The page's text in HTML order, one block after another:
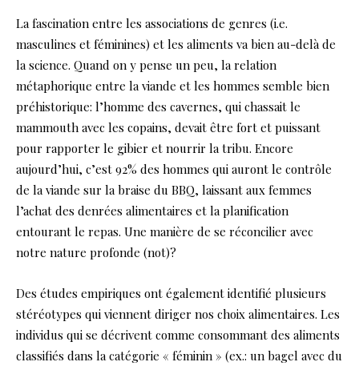
La fascination entre les associations de genres (i.e.
masculines et féminines) et les aliments va bien au-delà de
la science. Quand on y pense un peu, la relation
métaphorique entre la viande et les hommes semble bien
préhistorique: l’homme des cavernes, qui chassait le
mammouth avec les copains, devait être fort et puissant
pour rapporter le gibier et nourrir la tribu. Encore
aujourd’hui, c’est 92% des hommes qui auront le contrôle
de la viande sur la braise du BBQ, laissant aux femmes
l’achat des denrées alimentaires et la planification
entourant le repas. Une manière de se réconcilier avec
notre nature profonde (not)?
Des études empiriques ont également identifié plusieurs
stéréotypes qui viennent diriger nos choix alimentaires. Les
individus qui se décrivent comme consommant des aliments
classifiés dans la catégorie « féminin » (ex.: un bagel avec du